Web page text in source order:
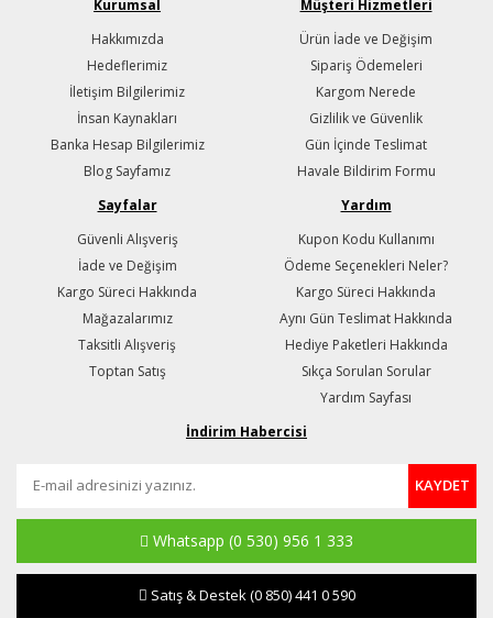
Kurumsal
Hakkımızda
Hedeflerimiz
İletişim Bilgilerimiz
İnsan Kaynakları
Banka Hesap Bilgilerimiz
Blog Sayfamız
Müşteri Hizmetleri
Ürün İade ve Değişim
Sipariş Ödemeleri
Kargom Nerede
Gizlilik ve Güvenlik
Gün İçinde Teslimat
Havale Bildirim Formu
Sayfalar
Güvenli Alışveriş
İade ve Değişim
Kargo Süreci Hakkında
Mağazalarımız
Taksitli Alışveriş
Toptan Satış
Yardım
Kupon Kodu Kullanımı
Ödeme Seçenekleri Neler?
Kargo Süreci Hakkında
Aynı Gün Teslimat Hakkında
Hediye Paketleri Hakkında
Sıkça Sorulan Sorular
Yardım Sayfası
İndirim Habercisi
KAYDET
Whatsapp (0 530) 956 1 333
Satış & Destek(0 850) 441 0 590